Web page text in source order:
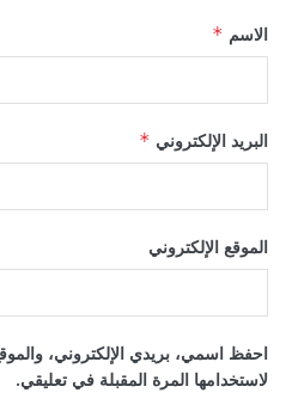
الاسم *
البريد الإلكتروني *
الموقع الإلكتروني
احفظ اسمي، بريدي الإلكتروني،
لاستخدامها المرة المقبلة في تعليقي.